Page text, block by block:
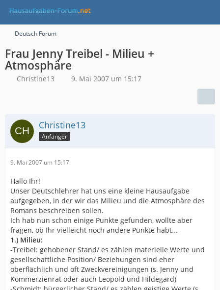
Deutsch Forum
Frau Jenny Treibel - Milieu +
Atmosphäre
Christine13 9. Mai 2007 um 15:17
Christine13
Anfänger
9. Mai 2007 um 15:17
Hallo Ihr!
Unser Deutschlehrer hat uns eine kleine Hausaufgabe
aufgegeben, in der wir das Milieu und die Atmosphäre des
Romans beschreiben sollen.
Ich hab nun schon einige Punkte gefunden, wollte aber
fragen, ob Ihr vielleicht noch andere Punkte habt...
1.) Milieu:
-Treibel: gehobener Stand/ es zählen materielle Werte und
gesellschaftliche Position/ Beziehungen sind eher
oberflächlich und oft Zweckvereinigungen (s. Jenny und
Kommerzienrat oder auch Leopold und Hildegard)